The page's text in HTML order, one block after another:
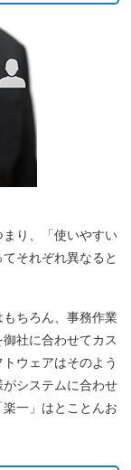
り、「使いやすい
それぞれ異なると
ちろん、事務作業
社に合わせてカス
ウェアはそのよう
システムに合わせ
一」はとことんお